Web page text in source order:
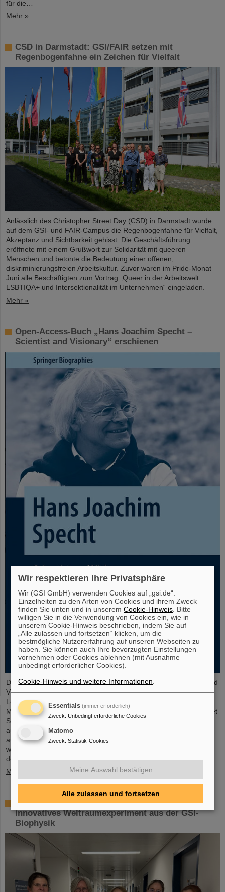
für die…
Mehr »
CSD in Darmstadt: GSI/FAIR setzen mit
Regenbogenfahne ein Zeichen für Vielfalt
Anlässlich des Christopher Street Day (CSD) in Darmstadt wurde
auf dem GSI- und FAIR-Campus die Regenbogenfahne für Vielfalt,
Akzeptanz und Sichtbarkeit gehisst. Die Geschäftsführung
eröffnete mit einem Grußwort zur Solidarität mit queeren
Menschen und betonte die Bedeutung einer offenen,
diskriminierungsfreien Arbeitskultur. Zuvor waren im Pride-Monat
Juni alle Beschäftigten zum Vortrag „Queer in der Arbeitswelt:
LSBTIQA+ und Intersektionalität im Unternehmen“ eingeladen.
Mehr »
Open-Access-Buch „Hans Joachim Specht –
Scientist and Visionary“ erschienen
Der neue Open-Access-Band „Hans Joachim Specht: Scientist and
Visionary“, der kürzlich bei Springer erschienen ist, würdigt das
Leben und die Arbeit von Professor Hans Joachim Specht, der im
Mai 2024 im Alter von 87 Jahren verstorben ist. Das Buch zeichnet
Spechts wissenschaftlichen Werdegang und seine
außerordentlichen Führungsqualitäten nach und bietet so ein
aufschlussreiches Porträt eines Physikers, der sowohl die
wissenschaftliche Agenda als auch die institutionelle Landschaft
der modernen…
Mehr »
Raumfahrtforschung: DLR gibt grünes Licht für
innovatives Weltraumexperiment aus der GSI-
Biophysik
Wir respektieren Ihre Privatsphäre
Wir (GSI GmbH) verwenden Cookies auf „gsi.de“.
Einzelheiten zu den Arten von Cookies und ihrem Zweck
finden Sie unten und in unseremCookie-Hinweis . Bitte
willigen Sie in die Verwendung von Cookies ein, wie in
unserem Cookie-Hinweis beschrieben, indem Sie auf
„Alle zulassen und fortsetzen“ klicken, um die
bestmögliche Nutzererfahrung auf unseren Webseiten zu
haben. Sie können auch Ihre bevorzugten Einstellungen
vornehmen oder Cookies ablehnen (mit Ausnahme
unbedingt erforderlicher Cookies).
Cookie-Hinweis und weitere Informationen
Essentials (immer erforderlich)
Zweck: Unbedingt erforderliche Cookies
Matomo
Zweck: Statistik-Cookies
Meine Auswahl bestätigen
Alle zulassen und fortsetzen